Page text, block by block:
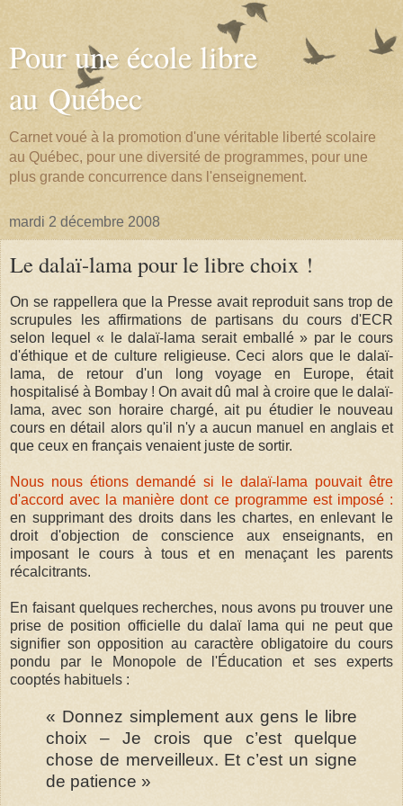
Pour une école libre
au Québec
Carnet voué à la promotion d'une véritable liberté scolaire
au Québec, pour une diversité de programmes, pour une
plus grande concurrence dans l'enseignement.
mardi 2 décembre 2008
Le dalaï-lama pour le libre choix !
On se rappellera que la Presse avait reproduit sans trop de
scrupules les affirmations de partisans du cours d'ECR
selon lequel « le dalaï-lama serait emballé » par le cours
d'éthique et de culture religieuse. Ceci alors que le dalaï-
lama, de retour d'un long voyage en Europe, était
hospitalisé à Bombay ! On avait dû mal à croire que le dalaï-
lama, avec son horaire chargé, ait pu étudier le nouveau
cours en détail alors qu'il n'y a aucun manuel en anglais et
que ceux en français venaient juste de sortir.
Nous nous étions demandé si le dalaï-lama pouvait être
d'accord avec la manière dont ce programme est imposé :
en supprimant des droits dans les chartes, en enlevant le
droit d'objection de conscience aux enseignants, en
imposant le cours à tous et en menaçant les parents
récalcitrants.
En faisant quelques recherches, nous avons pu trouver une
prise de position officielle du dalaï lama qui ne peut que
signifier son opposition au caractère obligatoire du cours
pondu par le Monopole de l'Éducation et ses experts
cooptés habituels :
« Donnez simplement aux gens le libre
choix – Je crois que c’est quelque
chose de merveilleux. Et c’est un signe
de patience »